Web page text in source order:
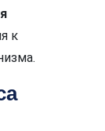
к